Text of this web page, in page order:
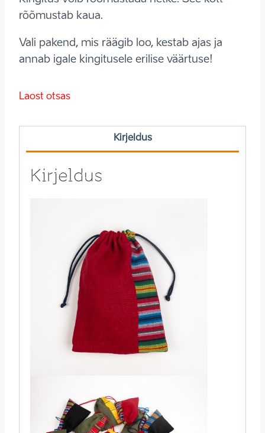
rõõmustab kaua.
Vali pakend, mis räägib loo, kestab ajas ja
annab igale kingitusele erilise väärtuse!
Laost otsas
Kirjeldus
Kirjeldus